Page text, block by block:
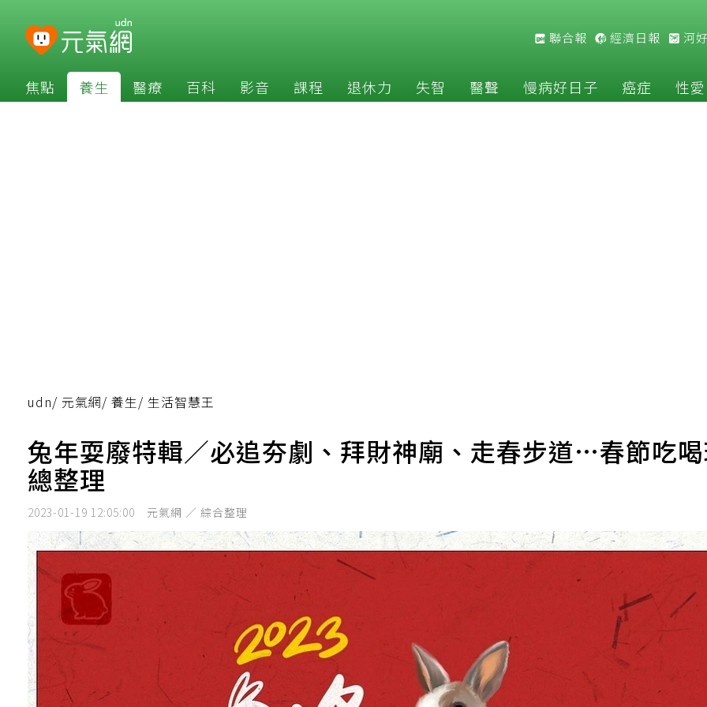
聯合報 經濟日報 河
焦點 養生 醫療 百科 影音 課程 退休力 失智 醫聲 慢病好日子 癌症 性愛
udn/ 元氣網/ 養生/ 生活智慧王
兔年耍廢特輯／必追夯劇、拜財神廟、走春步道…春節吃
總整理
2023-01-19 12:05:00 元氣網 ／ 綜合整理